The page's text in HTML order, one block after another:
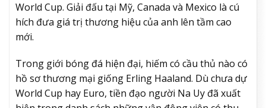
World Cup. Giải đấu tại Mỹ, Canada và Mexico là cú
hích đưa giá trị thương hiệu của anh lên tầm cao
mới.
Trong giới bóng đá hiện đại, hiếm có cầu thủ nào có
hồ sơ thương mại giống Erling Haaland. Dù chưa dự
World Cup hay Euro, tiền đạo người Na Uy đã xuất